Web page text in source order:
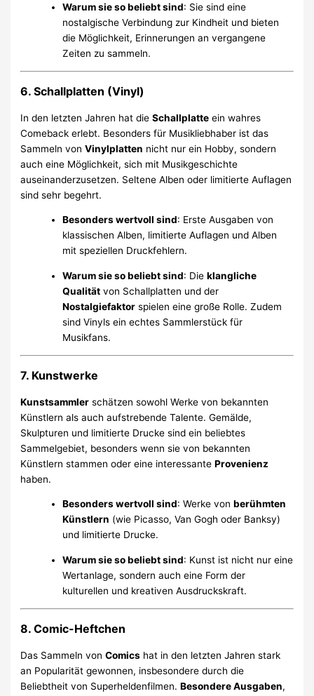
Warum sie so beliebt sind: Sie sind eine
nostalgische Verbindung zur Kindheit und bieten
die Möglichkeit, Erinnerungen an vergangene
Zeiten zu sammeln.
6. Schallplatten (Vinyl)
In den letzten Jahren hat dieSchallplatte ein wahres
Comeback erlebt. Besonders für Musikliebhaber ist das
Sammeln vonVinylplatten nicht nur ein Hobby, sondern
auch eine Möglichkeit, sich mit Musikgeschichte
auseinanderzusetzen. Seltene Alben oder limitierte Auflagen
sind sehr begehrt.
Besonders wertvoll sind: Erste Ausgaben von
klassischen Alben, limitierte Auflagen und Alben
mit speziellen Druckfehlern.
Warum sie so beliebt sind: Dieklangliche
Qualität von Schallplatten und der
Nostalgiefaktor spielen eine große Rolle. Zudem
sind Vinyls ein echtes Sammlerstück für
Musikfans.
7. Kunstwerke
Kunstsammler schätzen sowohl Werke von bekannten
Künstlern als auch aufstrebende Talente. Gemälde,
Skulpturen und limitierte Drucke sind ein beliebtes
Sammelgebiet, besonders wenn sie von bekannten
Künstlern stammen oder eine interessanteProvenienz
haben.
Besonders wertvoll sind: Werke vonberühmten
Künstlern (wie Picasso, Van Gogh oder Banksy)
und limitierte Drucke.
Warum sie so beliebt sind: Kunst ist nicht nur eine
Wertanlage, sondern auch eine Form der
kulturellen und kreativen Ausdruckskraft.
8. Comic-Heftchen
Das Sammeln vonComics hat in den letzten Jahren stark
an Popularität gewonnen, insbesondere durch die
Beliebtheit von Superheldenfilmen.Besondere Ausgaben,